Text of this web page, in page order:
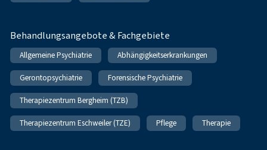
Behandlungsangebote & Fachgebiete
Allgemeine Psychiatrie Abhängigkeitserkrankungen
Gerontopsychiatrie Forensische Psychiatrie
Therapiezentrum Bergheim (TZB)
Therapiezentrum Eschweiler (TZE) Pflege Therapie